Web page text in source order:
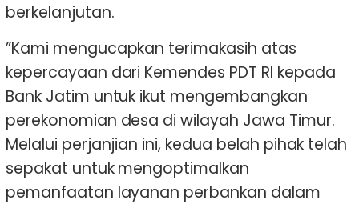
berkelanjutan.
”Kami mengucapkan terimakasih atas
kepercayaan dari Kemendes PDT RI kepada
Bank Jatim untuk ikut mengembangkan
perekonomian desa di wilayah Jawa Timur.
Melalui perjanjian ini, kedua belah pihak telah
sepakat untuk mengoptimalkan
pemanfaatan layanan perbankan dalam